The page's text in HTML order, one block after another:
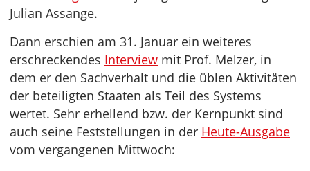
Julian Assange.
Dann erschien am 31. Januar ein weiteres
erschreckendes Interview mit Prof. Melzer, in
dem er den Sachverhalt und die üblen Aktivitäten
der beteiligten Staaten als Teil des Systems
wertet. Sehr erhellend bzw. der Kernpunkt sind
auch seine Feststellungen in der Heute-Ausgabe
vom vergangenen Mittwoch: